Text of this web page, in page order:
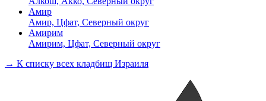
Амир
Амир, Цфат, Северный округ
Амирим
Амирим, Цфат, Северный округ
→ К списку всех кладбищ Израиля